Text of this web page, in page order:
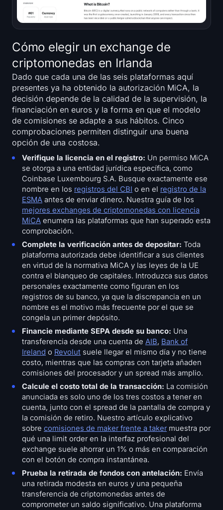
Cómo elegir un exchange de
criptomonedas en Irlanda
Dado que cada una de las seis plataformas aquí
presentes ya ha obtenido la autorización MiCA, la
decisión depende de la calidad de la supervisión, la
financiación en euros y la forma en que el modelo
de comisiones se adapte a sus hábitos. Cinco
comprobaciones permiten distinguir una buena
opción de una costosa.
Verifique la licencia en el registro: Un permiso MiCA
se otorga a una entidad jurídica específica, como
Coinbase Luxembourg S.A. Busque exactamente ese
nombre en los registros del CBI o en el registro de la
ESMA antes de enviar dinero. Nuestra guía de los
mejores exchanges de criptomonedas con licencia
MiCA enumera las plataformas que han superado esta
comprobación.
Complete la verificación antes de depositar: Toda
plataforma autorizada debe identificar a sus clientes
en virtud de la normativa MiCA y las leyes de la UE
contra el blanqueo de capitales. Introduzca sus datos
personales exactamente como figuran en los
registros de su banco, ya que la discrepancia en un
nombre es el motivo más frecuente por el que se
congela un primer depósito.
Financie mediante SEPA desde su banco: Una
transferencia desde una cuenta de AIB, Bank of
Ireland o Revolut suele llegar el mismo día y no tiene
costo, mientras que las compras con tarjeta añaden
comisiones del procesador y un spread más amplio.
Calcule el costo total de la transacción: La comisión
anunciada es solo uno de los tres costos a tener en
cuenta, junto con el spread de la pantalla de compra y
la comisión de retiro. Nuestro artículo explicativo
sobre comisiones de maker frente a takermuestra por
qué una limit order en la interfaz profesional del
exchange suele ahorrar un 1% o más en comparación
con el botón de compra instantánea.
Prueba la retirada de fondos con antelación: Envía
una retirada modesta en euros y una pequeña
transferencia de criptomonedas antes de
comprometer un saldo significativo. Una plataforma